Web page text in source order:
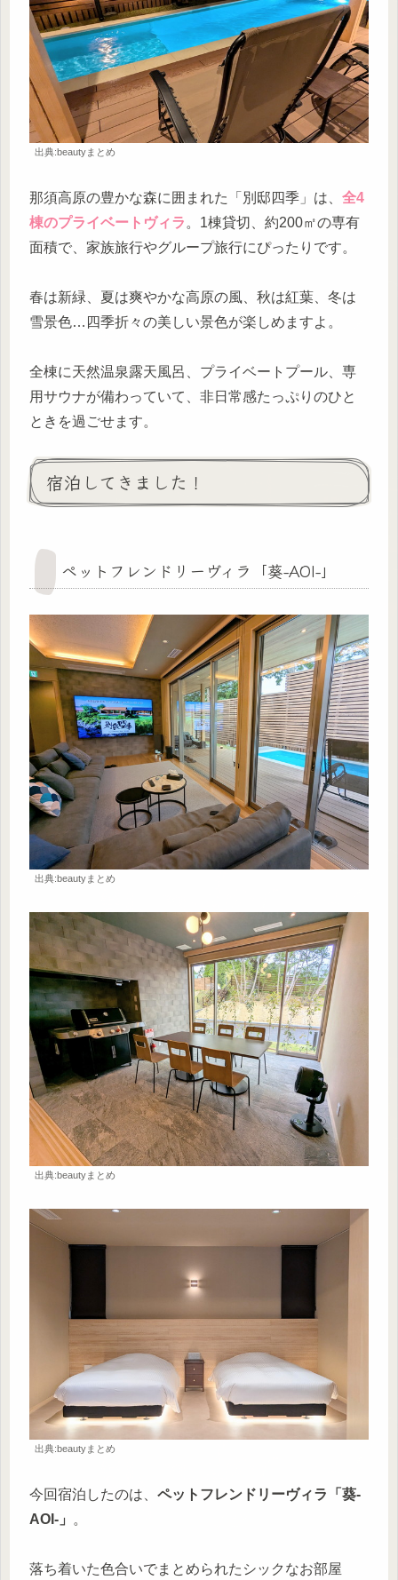
出典:beautyまとめ
那須高原の豊かな森に囲まれた「別邸四季」は、 全4
棟のプライベートヴィラ 。1棟貸切、約200㎡の専有
面積で、家族旅行やグループ旅行にぴったりです。
春は新緑、夏は爽やかな高原の風、秋は紅葉、冬は
雪景色…四季折々の美しい景色が楽しめますよ。
全棟に天然温泉露天風呂、プライベートプール、専
用サウナが備わっていて、非日常感たっぷりのひと
ときを過ごせます。
宿泊してきました！
ペットフレンドリーヴィラ「葵-AOI-」
出典:beautyまとめ
出典:beautyまとめ
出典:beautyまとめ
今回宿泊したのは、 ペットフレンドリーヴィラ「葵-
AOI-」 。
落ち着いた色合いでまとめられたシックなお部屋